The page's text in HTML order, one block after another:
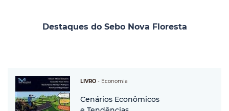
Destaques do Sebo Nova Floresta
LIVRO - Economia
Cenários Econômicos